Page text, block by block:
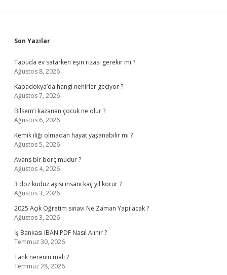
Sidebar
Son Yazılar
Tapuda ev satarken eşin rızası gerekir mi ?
Ağustos 8, 2026
Kapadokya’da hangi nehirler geçiyor ?
Ağustos 7, 2026
Bilsem’i kazanan çocuk ne olur ?
Ağustos 6, 2026
Kemik iliği olmadan hayat yaşanabilir mi ?
Ağustos 5, 2026
Avans bir borç mudur ?
Ağustos 4, 2026
3 doz kuduz aşısı insanı kaç yıl korur ?
Ağustos 3, 2026
2025 Açık Öğretim sınavı Ne Zaman Yapılacak ?
Ağustos 3, 2026
İş Bankası IBAN PDF Nasıl Alınır ?
Temmuz 30, 2026
Tank nerenin malı ?
Temmuz 28, 2026